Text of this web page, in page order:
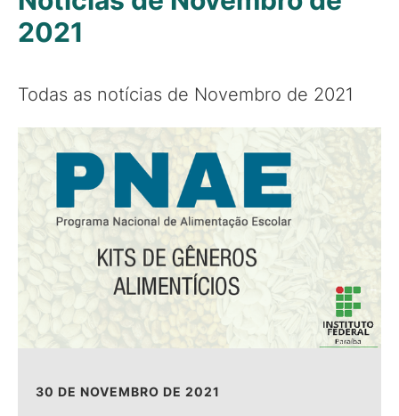
2021
Todas as notícias de Novembro de 2021
30 DE NOVEMBRO DE 2021